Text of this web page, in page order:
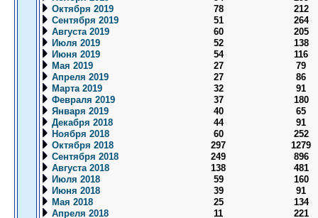
Октября 2019
78
212
Сентября 2019
51
264
Августа 2019
60
205
Июля 2019
52
138
Июня 2019
54
116
Мая 2019
27
79
Апреля 2019
27
86
Марта 2019
32
91
Февраля 2019
37
180
Января 2019
40
65
Декабря 2018
44
91
Ноября 2018
60
252
Октября 2018
297
1279
Сентября 2018
249
896
Августа 2018
138
481
Июля 2018
59
160
Июня 2018
39
91
Мая 2018
25
134
Апреля 2018
11
221